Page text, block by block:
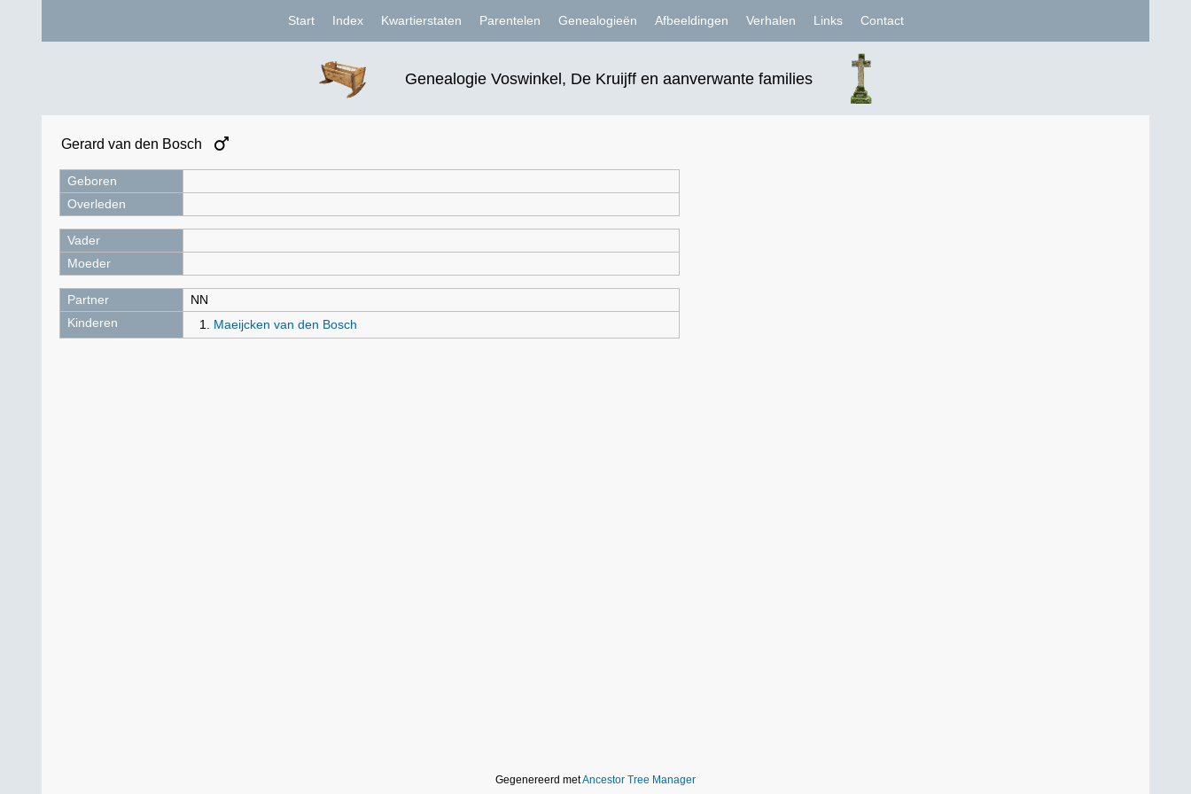
Genealogie Voswinkel, De Kruijff en aanverwante families
Start Index Kwartierstaten Parentelen Genealogieën Afbeeldingen Verhalen Links Contact
Gerard van den Bosch
Geboren
Overleden
Vader
Moeder
Partner
NN
Kinderen
Maeijcken van den Bosch
Gegenereerd metAncestor Tree Manager